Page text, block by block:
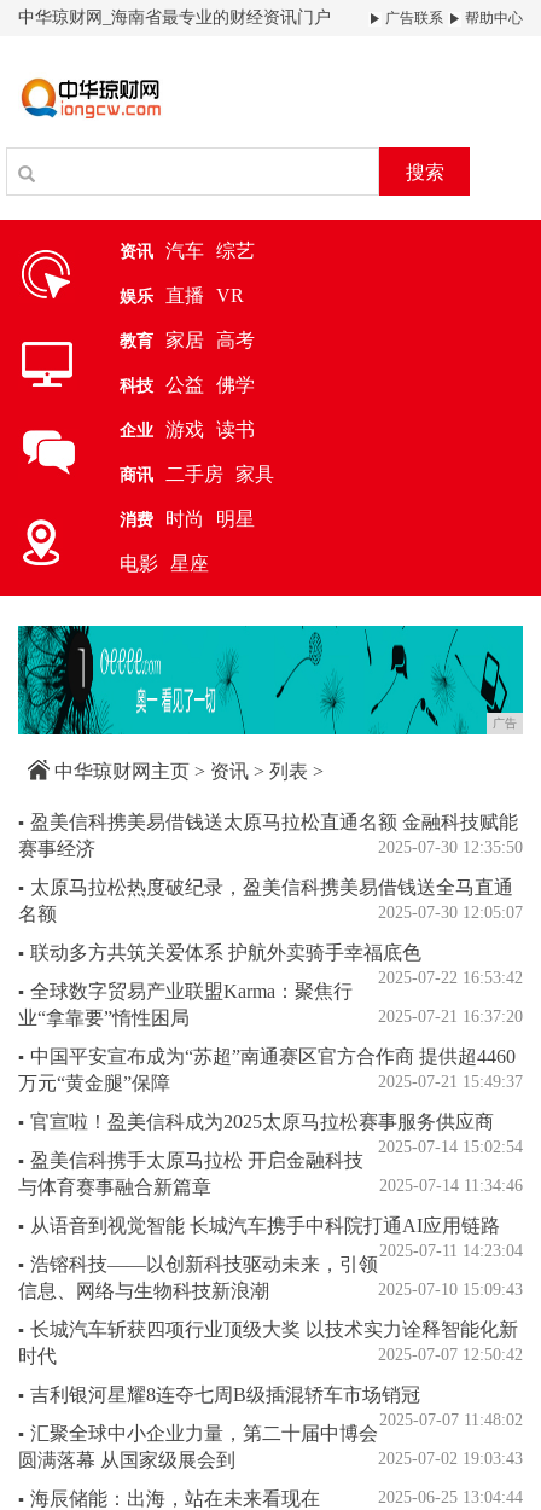
中华琼财网_海南省最专业的财经资讯门户 广告联系 帮助中心
搜索
资讯 汽车 综艺
娱乐 直播 VR
教育 家居 高考
科技 公益 佛学
企业 游戏 读书
商讯 二手房 家具
消费 时尚 明星
电影 星座
广告
中华琼财网主页 > 资讯 > 列表 >
▪ 盈美信科携美易借钱送太原马拉松直通名额 金融科技赋能
赛事经济
2025-07-30 12:35:50
▪ 太原马拉松热度破纪录，盈美信科携美易借钱送全马直通
名额
2025-07-30 12:05:07
▪ 联动多方共筑关爱体系 护航外卖骑手幸福底色
2025-07-22 16:53:42
▪ 全球数字贸易产业联盟Karma：聚焦行
业“拿靠要”惰性困局
2025-07-21 16:37:20
▪ 中国平安宣布成为“苏超”南通赛区官方合作商 提供超4460
万元“黄金腿”保障
2025-07-21 15:49:37
▪ 官宣啦！盈美信科成为2025太原马拉松赛事服务供应商
2025-07-14 15:02:54
▪ 盈美信科携手太原马拉松 开启金融科技
与体育赛事融合新篇章
2025-07-14 11:34:46
▪ 从语音到视觉智能 长城汽车携手中科院打通AI应用链路
2025-07-11 14:23:04
▪ 浩镕科技——以创新科技驱动未来，引领
信息、网络与生物科技新浪潮
2025-07-10 15:09:43
▪ 长城汽车斩获四项行业顶级大奖 以技术实力诠释智能化新
时代
2025-07-07 12:50:42
▪ 吉利银河星耀8连夺七周B级插混轿车市场销冠
2025-07-07 11:48:02
▪ 汇聚全球中小企业力量，第二十届中博会
圆满落幕 从国家级展会到
2025-07-02 19:03:43
▪ 海辰储能：出海，站在未来看现在 2025-06-25 13:04:44